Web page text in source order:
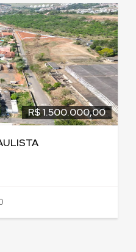
R$ 1.500.000,00